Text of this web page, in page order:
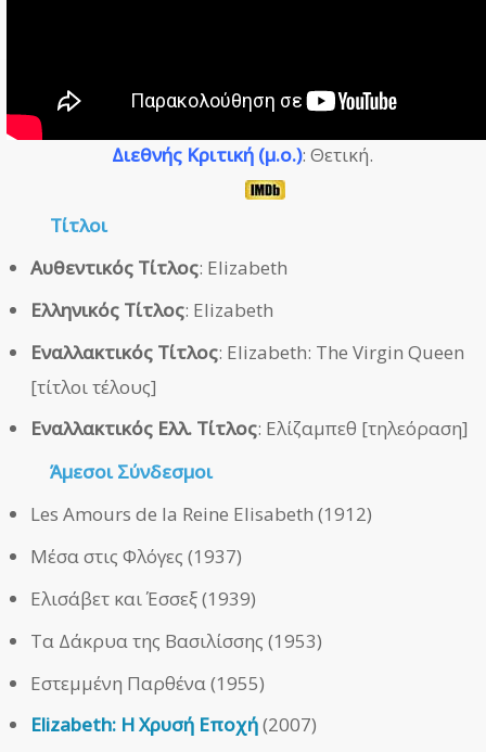
Διεθνής Κριτική (μ.ο.): Θετική.
Τίτλοι
Αυθεντικός Τίτλος: Elizabeth
Ελληνικός Τίτλος: Elizabeth
Εναλλακτικός Τίτλος: Elizabeth: The Virgin Queen
[τίτλοι τέλους]
Εναλλακτικός Ελλ. Τίτλος: Ελίζαμπεθ [τηλεόραση]
ΆμεσοιΣύνδεσμοι
Les Amours de la Reine Elisabeth (1912)
Μέσα στις Φλόγες (1937)
Ελισάβετ και Έσσεξ (1939)
Τα Δάκρυα της Βασιλίσσης (1953)
Εστεμμένη Παρθένα (1955)
Elizabeth: Η Χρυσή Εποχή(2007)